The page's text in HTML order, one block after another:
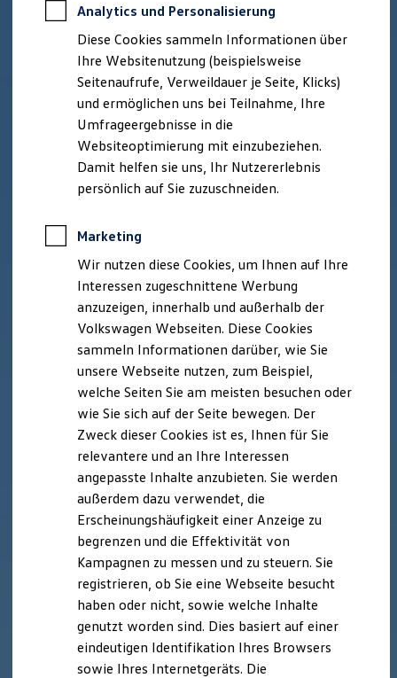
Professional Class bei Volkswagen
Behörden
Direktkunden
Sonderfahrzeuge
Anpfiff zum Gewinn
Elektromobilität
Elektroautos
ID. Tutorials
Elektrofahrzeugkonzepte
ID. EVERY1
Reichweite
Rekuperation
Laden unterwegs
Laden Zuhause
Ladestationen finden
Ladezeitensimulator
Batterie
Sicherheit
Nachhaltigkeit
Technologie
Kosten und Kauf
Kaufoptionen
E-Auto-Förderung
Software und Konnektivität
Die ID. Software 6
ID. Software Versionen und Updates
Digitale Extras
Schnittstellen zu Ihrem ID.
Hybridautos
Marke und Erlebnis
Volkswagen R und R Experience
R-Modelle
R Experience
Driving Experience
Volkswagen entdecken
Werkbesichtigung
Analytics und Personalisierung
Diese Cookies sammeln Informationen über
Ihre Websitenutzung (beispielsweise
Seitenaufrufe, Verweildauer je Seite, Klicks)
und ermöglichen uns bei Teilnahme, Ihre
Umfrageergebnisse in die
Websiteoptimierung mit einzubeziehen.
Damit helfen sie uns, Ihr Nutzererlebnis
persönlich auf Sie zuzuschneiden.
Marketing
Wir nutzen diese Cookies, um Ihnen auf Ihre
Interessen zugeschnittene Werbung
anzuzeigen, innerhalb und außerhalb der
Volkswagen Webseiten. Diese Cookies
sammeln Informationen darüber, wie Sie
unsere Webseite nutzen, zum Beispiel,
welche Seiten Sie am meisten besuchen oder
wie Sie sich auf der Seite bewegen. Der
Zweck dieser Cookies ist es, Ihnen für Sie
relevantere und an Ihre Interessen
angepasste Inhalte anzubieten. Sie werden
außerdem dazu verwendet, die
Erscheinungshäufigkeit einer Anzeige zu
begrenzen und die Effektivität von
Kampagnen zu messen und zu steuern. Sie
registrieren, ob Sie eine Webseite besucht
haben oder nicht, sowie welche Inhalte
genutzt worden sind. Dies basiert auf einer
eindeutigen Identifikation Ihres Browsers
sowie Ihres Internetgeräts. Die